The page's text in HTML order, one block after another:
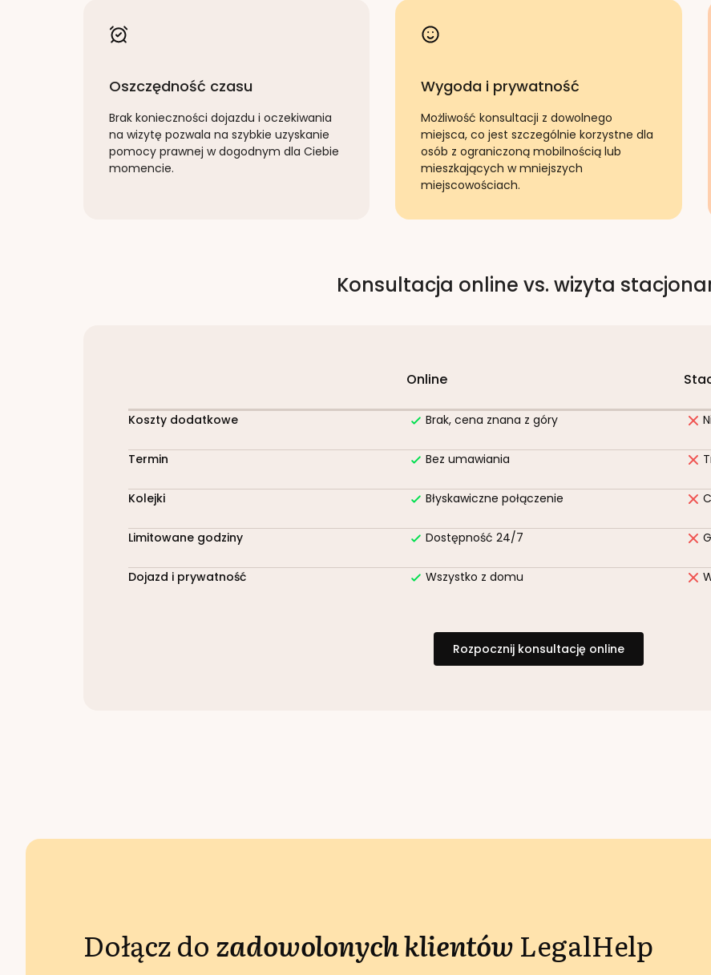
Oszczędność czasu
Brak konieczności dojazdu i oczekiwania
na wizytę pozwala na szybkie uzyskanie
pomocy prawnej w dogodnym dla Ciebie
momencie.
Wygoda i prywatność
Możliwość konsultacji z dowolnego
miejsca, co jest szczególnie korzystne dla
osób z ograniczoną mobilnością lub
mieszkających w mniejszych
miejscowościach.
Konsultacja online vs. wizyta
Online
Koszty dodatkowe Brak, cena znana z góry
Termin Bez umawiania
Kolejki Błyskawiczne połączenie
Limitowane godziny Dostępność 24/7
Dojazd i prywatność Wszystko z domu
Rozpocznij konsultację online
Dołącz do zadowolonych klientów LegalHelp